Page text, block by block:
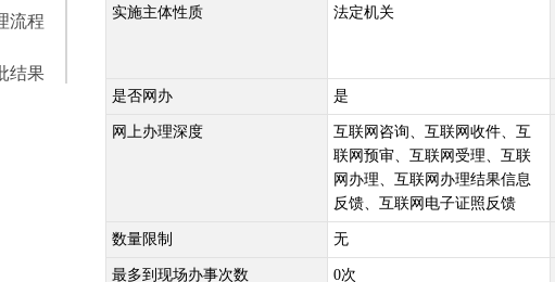
流程
结果
实施主体性质 法定机关
是否网办 是
网上办理深度
互联网咨询、互联网收件、互
联网预审、互联网受理、互联
网办理、互联网办理结果信息
反馈、互联网电子证照反馈
数量限制 无
最多到现场办事次数 0次